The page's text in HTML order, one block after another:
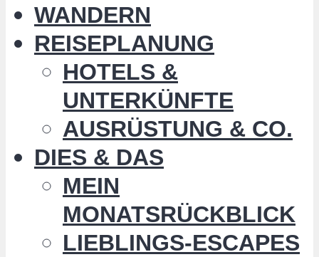
WANDERN
REISEPLANUNG
HOTELS &
UNTERKÜNFTE
AUSRÜSTUNG & CO.
DIES & DAS
MEIN
MONATSRÜCKBLICK
LIEBLINGS-ESCAPES